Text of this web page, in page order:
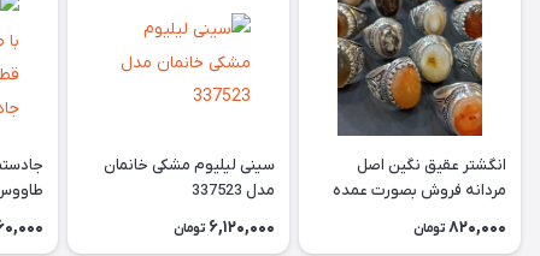
انگشتر عقیق نگین اصل
مردانه فروش بصورت عمده
3عدد هست فروش بصورت
820,000 تومان
سینی لیلیوم مشکی خانمان
مدل 337523
6,120,000 تومان